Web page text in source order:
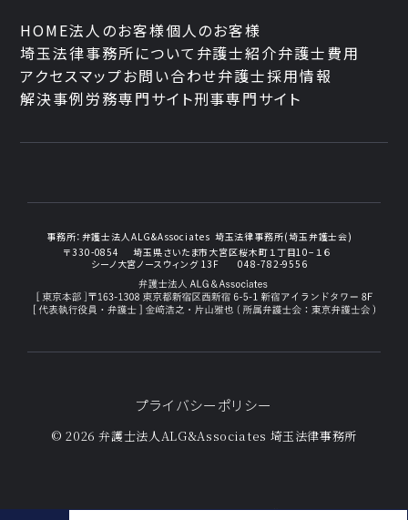
法定相続人 コラム一覧
HOME法人のお客様個人のお客様
埼玉法律事務所について 弁護士紹介弁護士費用
アクセスマップお問い合わせ弁護士採用情報
解決事例労務専門サイト刑事専門サイト
事務所： 弁護士法人ALG&Associates 埼玉法律事務所(埼玉弁護士会)
〒330-0854
埼玉県さいたま市大宮区桜木町１丁目10−１６
シーノ大宮ノースウィング 13F
048-782-9556
プライバシーポリシー
© 2026 弁護士法人ALG&Associates 埼玉法律事務所